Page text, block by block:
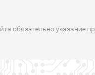
обязательно указание